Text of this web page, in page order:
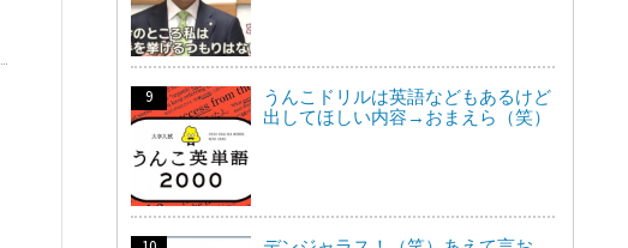
うんこドリルは英語などもあるけど
出してほしい内容→おまえら（笑）